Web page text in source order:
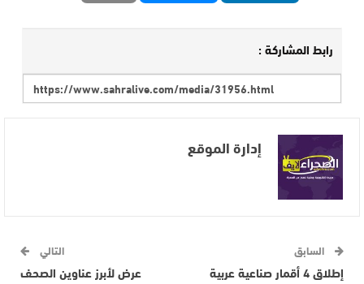
رابط المشاركة :
إدارة الموقع
السابق
إطلاق 4 أقمار صناعية عربية
التالي
عرض لأبرز عناوين الصحف